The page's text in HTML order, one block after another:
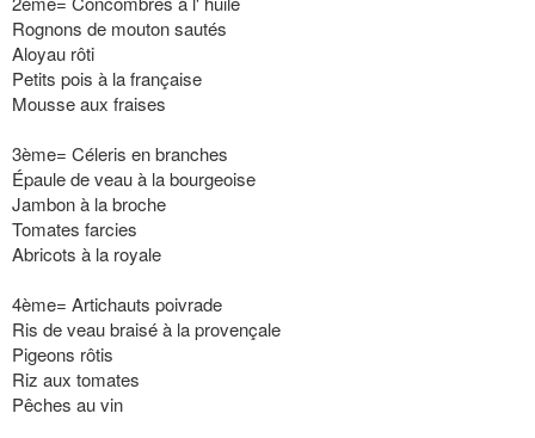
Rognons de mouton sautés
Aloyau rôti
Petits pois à la française
Mousse aux fraises
3ème= Céleris en branches
Épaule de veau à la bourgeoise
Jambon à la broche
Tomates farcies
Abricots à la royale
4ème= Artichauts poivrade
Ris de veau braisé à la provençale
Pigeons rôtis
Riz aux tomates
Pêches au vin